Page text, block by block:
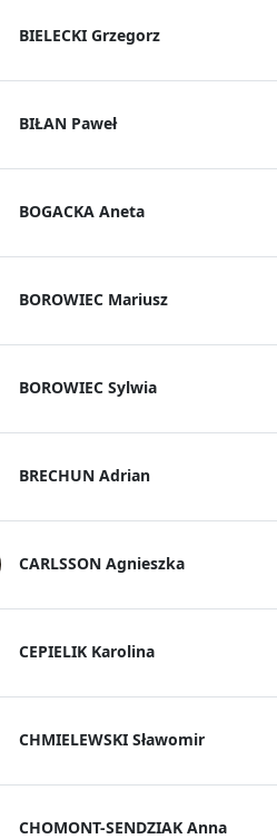
BIELECKI Grzegorz
BIŁAN Paweł
BOGACKA Aneta
BOROWIEC Mariusz
BOROWIEC Sylwia
BRECHUN Adrian
CARLSSON Agnieszka
CEPIELIK Karolina
CHMIELEWSKI Sławomir
CHOMONT-SENDZIAK Anna